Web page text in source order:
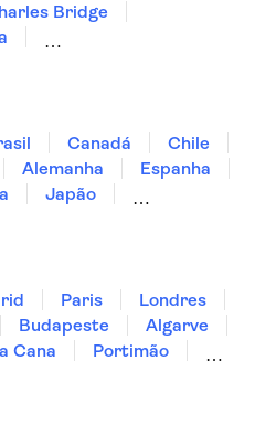
Bridge
Museum of Communism
Canadá
Chile
Alemanha
Espanha
Japão
Paris
Londres
Budapeste
Algarve
Cana
Portimão